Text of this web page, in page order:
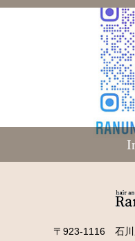
〒923-1116 石川